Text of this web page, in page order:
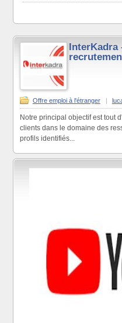
Offre emploi à l'étranger |
Notre principal objectif est tout
clients dans le domaine des
profils identifiés...